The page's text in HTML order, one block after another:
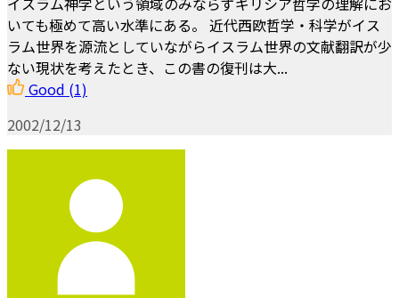
いても極めて高い水準にある。 近代西欧哲学・科学がイス
ラム世界を源流としていながらイスラム世界の文献翻訳が少
ない現状を考えたとき、この書の復刊は大...
Good (1)
2002/12/13